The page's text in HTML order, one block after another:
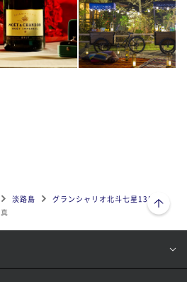
淡路島
グランシャリオ北斗七星135°
ページトップへ